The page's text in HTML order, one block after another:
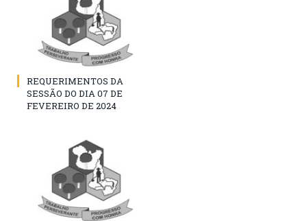
REQUERIMENTOS DA
SESSÃO DO DIA 07 DE
FEVEREIRO DE 2024